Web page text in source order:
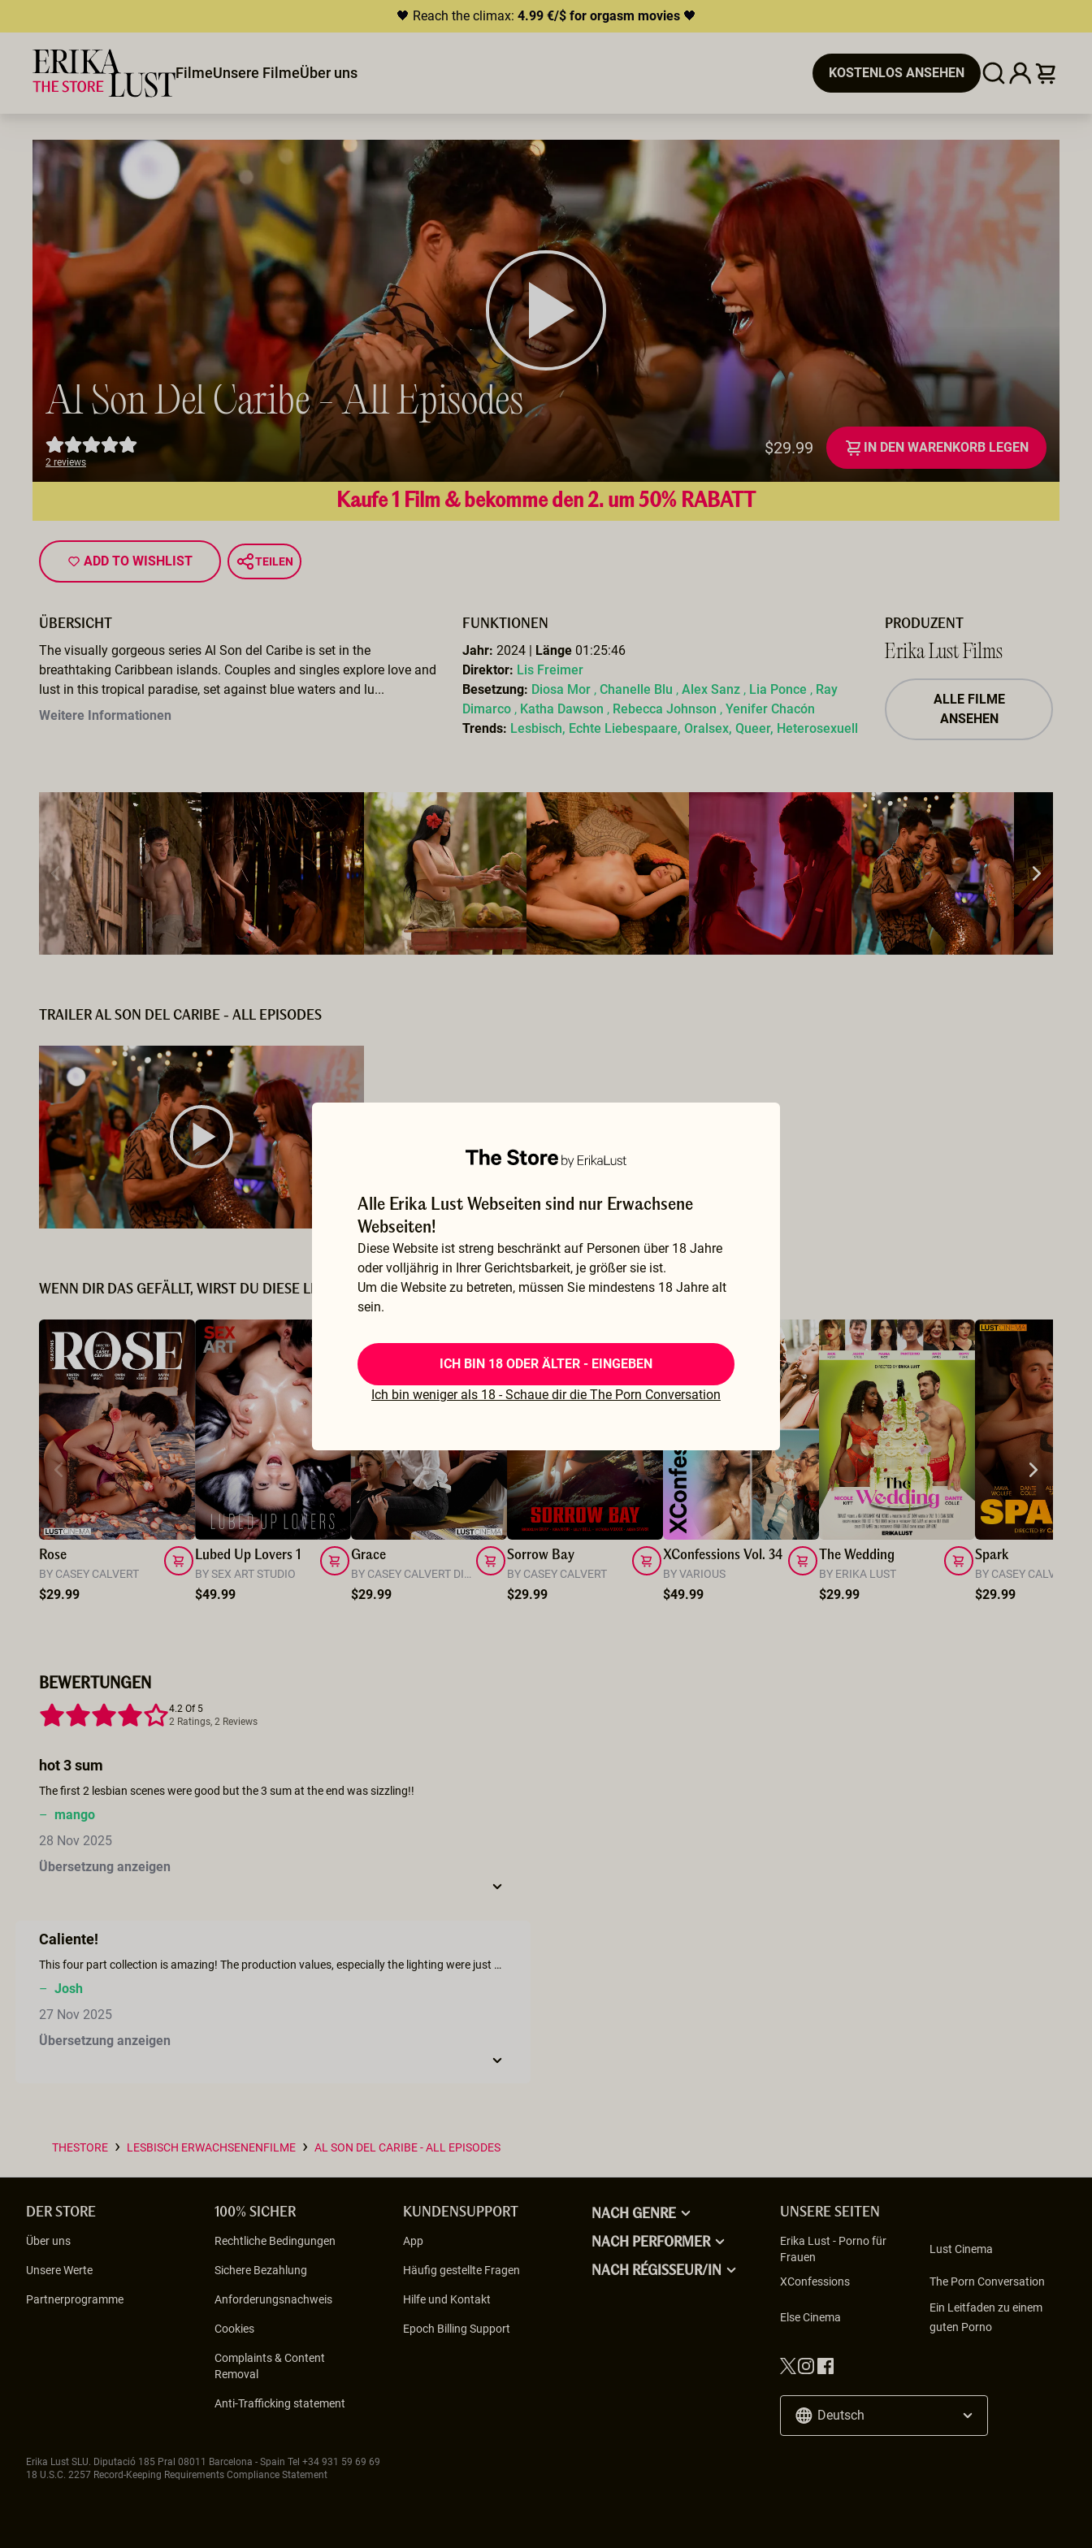
🖤 Reach the climax: 4.99 €/$ for orgasm movies🖤
FilmeUnsere FilmeÜber uns KOSTENLOS ANSEHEN
Al Son Del Caribe - All Episodes
2 reviews
$29.99 IN DEN WARENKORB LEGEN
Kaufe 1 Film & bekomme den 2. um 50% RABATT
ADD TO WISHLIST TEILEN
ÜBERSICHT
The visually gorgeous series Al Son del Caribe is set in the
breathtaking Caribbean islands. Couples and singles explore love and
lust in this tropical paradise, set against blue waters and lu...
Weitere Informationen
FUNKTIONEN
Jahr: 2024 | Länge 01:25:46
Direktor: Lis Freimer
Besetzung: Diosa Mor , Chanelle Blu , Alex Sanz , Lia Ponce , Ray
Dimarco , Katha Dawson , Rebecca Johnson , Yenifer Chacón
Trends: Lesbisch, Echte Liebespaare, Oralsex, Queer, Heterosexuell
PRODUZENT
Erika Lust Films
ALLE FILME
ANSEHEN
TRAILER AL SON DEL CARIBE - ALL EPISODES
WENN DIR DAS GEFÄLLT, WIRST DU DIESE LIEBEN...
Rose
BY CASEY CALVERT
$29.99
Lubed Up Lovers 1
BY SEX ART STUDIO
$49.99
Grace
BY CASEY CALVERT DIRECTOR
$29.99
Sorrow Bay
BY CASEY CALVERT
$29.99
XConfessions Vol. 34
BY VARIOUS
$49.99
The Wedding
BY ERIKA LUST
$29.99
Spark
BY CASEY CALVERT
$29.99
BEWERTUNGEN
4.2 Of 5
2 Ratings, 2 Reviews
hot 3 sum
The first 2 lesbian scenes were good but the 3 sum at the end was sizzling!!
– mango
28 Nov 2025
Übersetzung anzeigen
Caliente!
This four part collection is amazing! The production values, especially the lighting were just perfect. The performers all had chemistry, along with the locations, all making for a beautiful entire film!
– Josh
27 Nov 2025
Übersetzung anzeigen
THESTORE › LESBISCH ERWACHSENENFILME › AL SON DEL CARIBE - ALL EPISODES
Alle Erika Lust Webseiten sind nur Erwachsene
Webseiten!
Diese Website ist streng beschränkt auf Personen über 18 Jahre
oder volljährig in Ihrer Gerichtsbarkeit, je größer sie ist.
Um die Website zu betreten, müssen Sie mindestens 18 Jahre alt
sein.
ICH BIN 18 ODER ÄLTER - EINGEBEN
Ich bin weniger als 18 - Schaue dir die The Porn Conversation
DER STORE
Über uns
Unsere Werte
Partnerprogramme
100% SICHER
Rechtliche Bedingungen
Sichere Bezahlung
Anforderungsnachweis
Cookies
Complaints & Content
Removal
Anti-Trafficking statement
KUNDENSUPPORT
App
Häufig gestellte Fragen
Hilfe und Kontakt
Epoch Billing Support
NACH GENRE
NACH PERFORMER
NACH RÉGISSEUR/IN
UNSERE SEITEN
Erika Lust - Porno für
Frauen
Lust Cinema
XConfessions The Porn Conversation
Else Cinema
Ein Leitfaden zu einem
guten Porno
Deutsch
Erika Lust SLU. Diputació 185 Pral 08011 Barcelona - Spain Tel +34 931 59 69 69
18 U.S.C. 2257 Record-Keeping Requirements Compliance Statement